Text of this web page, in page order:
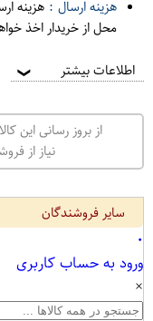
هزینه ارسال : هزینه
محل از خریدار اخذ
اطلاعات بیشتر ❯
از بروز رسانی
نیاز از
سایر فروشندگان
۰
ورود به حساب کاربری
×